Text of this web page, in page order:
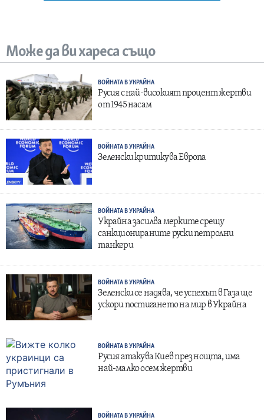
Може да ви хареса също
ВОЙНАТА В УКРАЙНА
Русия с най-високият процент жертви
от 1945 насам
ВОЙНАТА В УКРАЙНА
Зеленски критикува Европа
ВОЙНАТА В УКРАЙНА
Украйна засилва мерките срещу
санкционираните руски петролни
танкери
ВОЙНАТА В УКРАЙНА
Зеленски се надява, че успехът в Газа ще
ускори постигането на мир в Украйна
ВОЙНАТА В УКРАЙНА
Русия атакува Киев през нощта, има
най-малко осем жертви
ВОЙНАТА В УКРАЙНА